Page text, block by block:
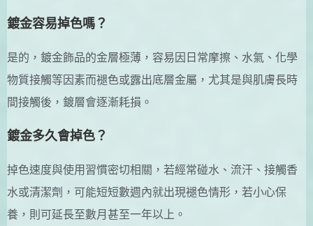
鍍金容易掉色嗎？
是的，鍍金飾品的金層極薄，容易因日常摩擦、水氣、化學
物質接觸等因素而褪色或露出底層金屬，尤其是與肌膚長時
間接觸後，鍍層會逐漸耗損。
鍍金多久會掉色？
掉色速度與使用習慣密切相關，若經常碰水、流汗、接觸香
水或清潔劑，可能短短數週內就出現褪色情形，若小心保
養，則可延長至數月甚至一年以上。